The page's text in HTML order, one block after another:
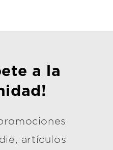
a la
artículos